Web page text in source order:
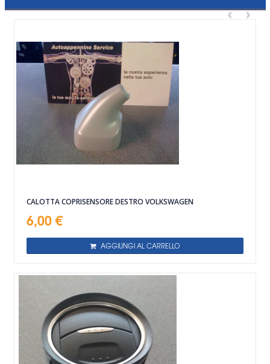
‹ ›
CALOTTA COPRISENSORE DESTRO VOLKSWAGEN
6,00 €
AGGIUNGI AL CARRELLO